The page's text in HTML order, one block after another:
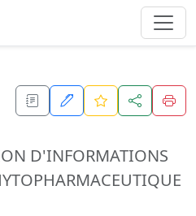
D'INFORMATIONS